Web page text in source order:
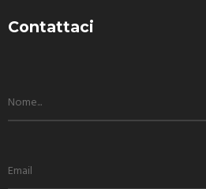
Contattaci